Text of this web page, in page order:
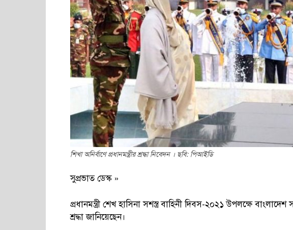
শিখা অনির্বাণে প্রধানমন্ত্রীর শ্রদ্ধা নিবেদন । ছবি: পিআইডি
সুপ্রভাত ডেস্ক »
প্রধানমন্ত্রী শেখ হাসিনা সশস্ত্র বাহিনী দিবস-২০২১ উপলক্ষে
শ্রদ্ধা জানিয়েছেন।